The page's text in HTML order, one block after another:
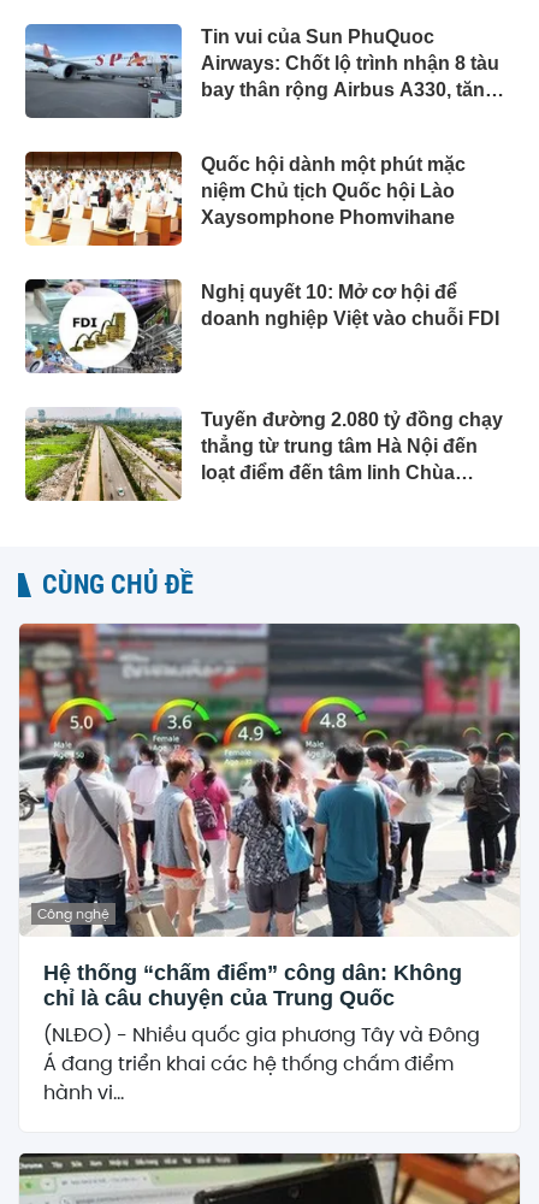
Tin vui của Sun PhuQuoc
Airways: Chốt lộ trình nhận 8 tàu
bay thân rộng Airbus A330, tăng
Quốc hội dành một phút mặc
niệm Chủ tịch Quốc hội Lào
Xaysomphone Phomvihane
Nghị quyết 10: Mở cơ hội để
doanh nghiệp Việt vào chuỗi FDI
Tuyến đường 2.080 tỷ đồng chạy
thẳng từ trung tâm Hà Nội đến
loạt điểm đến tâm linh Chùa
CÙNG CHỦ ĐỀ
Công nghệ
Hệ thống “chấm điểm” công dân: Không
chỉ là câu chuyện của Trung Quốc
(NLĐO) - Nhiều quốc gia phương Tây và Đông
Á đang triển khai các hệ thống chấm điểm
hành vi...